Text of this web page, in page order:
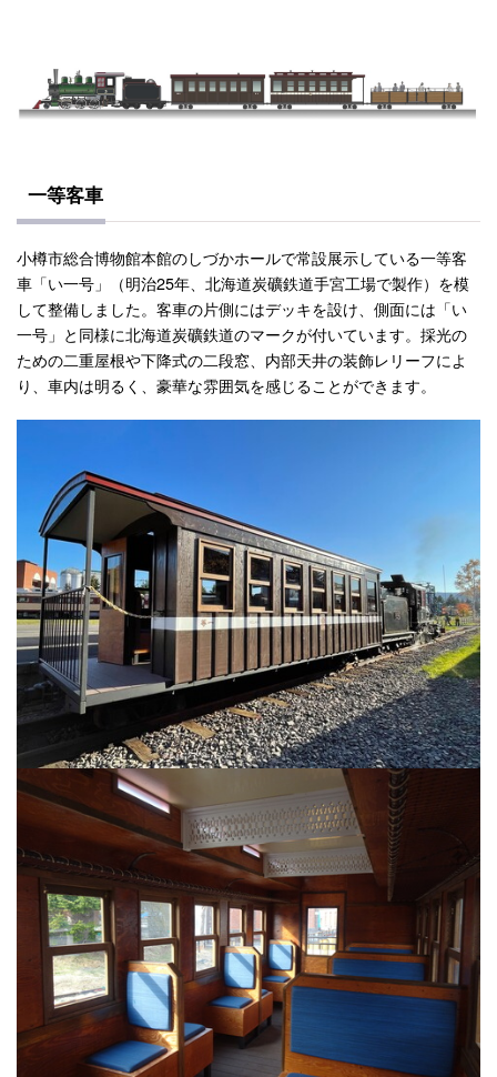
一等客車
小樽市総合博物館本館のしづかホールで常設展示している一等客
車「い一号」（明治25年、北海道炭礦鉄道手宮工場で製作）を模
して整備しました。客車の片側にはデッキを設け、側面には「い
一号」と同様に北海道炭礦鉄道のマークが付いています。採光の
ための二重屋根や下降式の二段窓、内部天井の装飾レリーフによ
り、車内は明るく、豪華な雰囲気を感じることができます。